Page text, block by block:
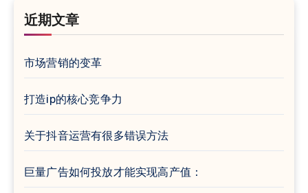
近期文章
市场营销的变革
打造ip的核心竞争力
关于抖音运营有很多错误方法
巨量广告如何投放才能实现高产值：